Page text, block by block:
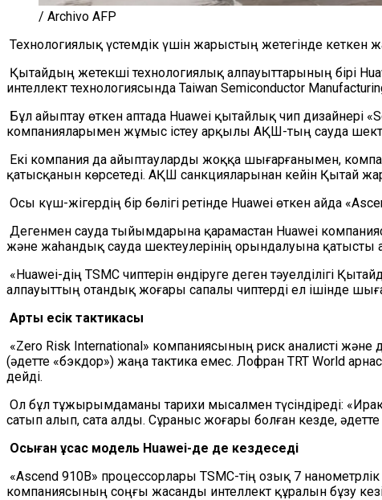
/ Archivo AFP
Технологиялық үстемдік үшін жарыстың жетегінде кеткен
Қытайдың жетекші технологиялық алпауыттарының бірі
интеллект технологиясында Taiwan Semiconductor
Бұл айыптау өткен аптада Huawei қытайлық чип дизайнері
компанияларымен жұмыс істеу арқылы АҚШ-тың сауда
Екі компания да айыптауларды жоққа шығарғанымен,
қатысқанын көрсетеді. АҚШ санкцияларынан кейін Қытай
Осы күш-жігердің бір бөлігі ретінде Huawei өткен айда
Дегенмен сауда тыйымдарына қарамастан Huawei
және жаһандық сауда шектеулерінің орындалуына
«Huawei-дің TSMC чиптерін өндіруге деген тәуелділігі
алпауыттың отандық жоғары сапалы чиптерді ел ішінде
Артқы есік тактикасы
«Zero Risk International» компаниясының риск аналисті
(әдетте «бэкдор») жаңа тактика емес. Лофран TRT World
дейді.
Ол бұл тұжырымдаманы тарихи мысалмен түсіндіреді:
сатып алып, сата алды. Сұраныс жоғары болған кезде,
Осыған ұқсас модель Huawei-де де кездеседі
«Ascend 910B» процессорлары TSMC-тің озық 7
компаниясының соңғы жасанды интеллект құралын бұзу